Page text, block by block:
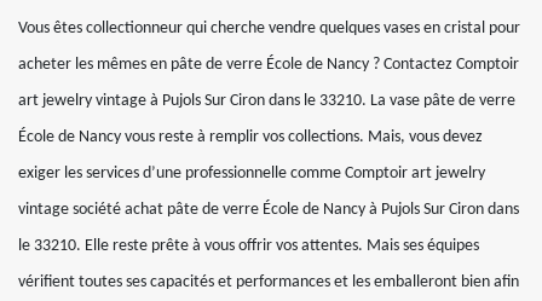
Vous êtes collectionneur qui cherche vendre quelques vases en cristal pour
acheter les mêmes en pâte de verre École de Nancy ? Contactez Comptoir
art jewelry vintage à Pujols Sur Ciron dans le 33210. La vase pâte de verre
École de Nancy vous reste à remplir vos collections. Mais, vous devez
exiger les services d’une professionnelle comme Comptoir art jewelry
vintage société achat pâte de verre École de Nancy à Pujols Sur Ciron dans
le 33210. Elle reste prête à vous offrir vos attentes. Mais ses équipes
vérifient toutes ses capacités et performances et les emballeront bien afin